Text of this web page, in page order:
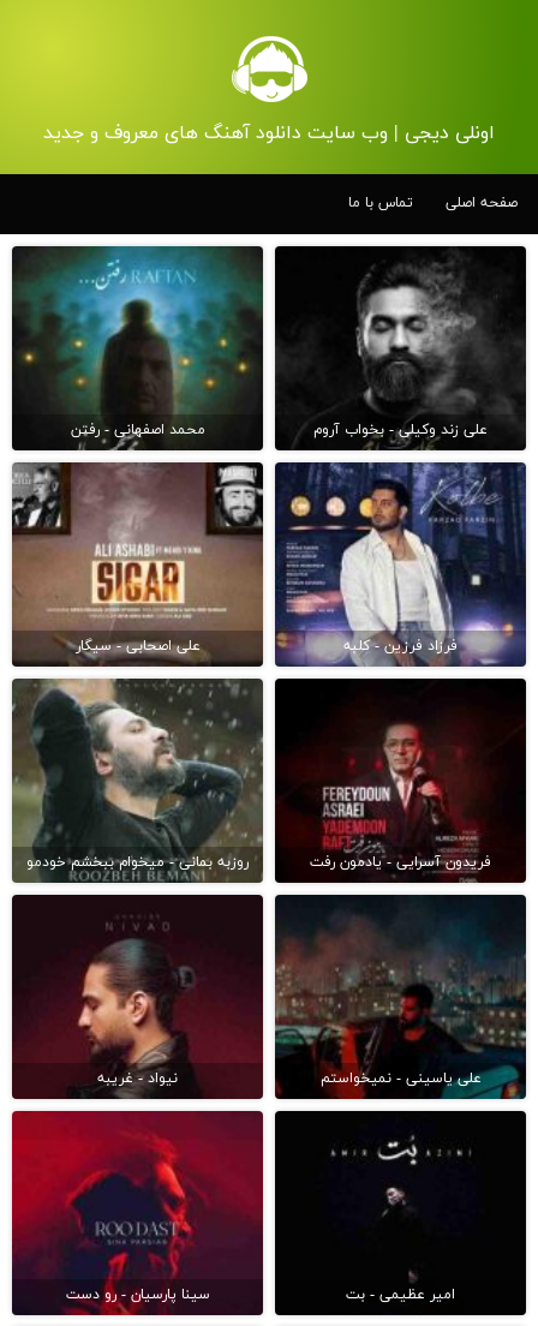
اونلی دیجی | وب سایت دانلود آهنگ های معروف و جدید
صفحه اصلی تماس با ما
علی زند وکیلی - بخواب آروم محمد اصفهانی - رفتن
فرزاد فرزین - کلبه علی اصحابی - سیگار
فریدون آسرایی - یادمون رفت روزبه بمانی - میخوام ببخشم خودمو
علی یاسینی - نمیخواستم نیواد - غریبه
امیر عظیمی - بت سینا پارسیان - رو دست